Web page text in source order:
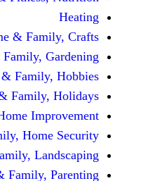
Home &
Home &
Home &
Home &
Home & Family, Home
Home & Family,
Home & Family,
Home &